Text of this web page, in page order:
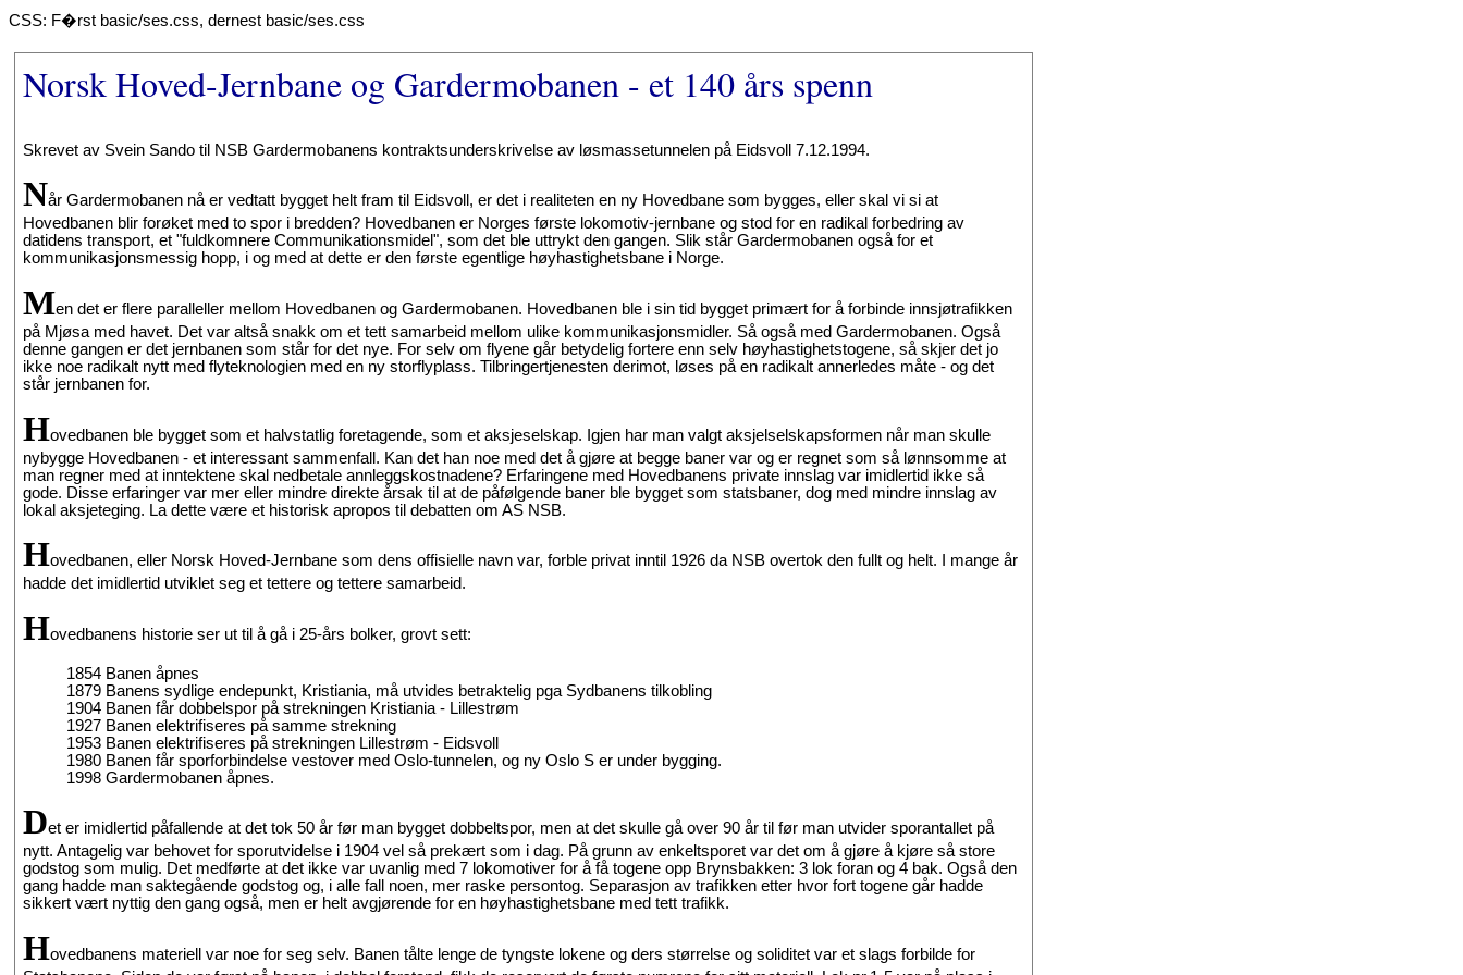
CSS: F�rst basic/ses.css, dernest basic/ses.css
Norsk Hoved-Jernbane og Gardermobanen - et 140 års spenn
Skrevet av Svein Sando til NSB Gardermobanens kontraktsunderskrivelse av løsmassetunnelen på Eidsvoll 7.12.1994.
Når Gardermobanen nå er vedtatt bygget helt fram til Eidsvoll, er det i realiteten en ny Hovedbane som bygges, eller skal vi si at
Hovedbanen blir forøket med to spor i bredden? Hovedbanen er Norges første lokomotiv-jernbane og stod for en radikal forbedring av
datidens transport, et "fuldkomnere Communikationsmidel", som det ble uttrykt den gangen. Slik står Gardermobanen også for et
kommunikasjonsmessig hopp, i og med at dette er den første egentlige høyhastighetsbane i Norge.
Men det er flere paralleller mellom Hovedbanen og Gardermobanen. Hovedbanen ble i sin tid bygget primært for å forbinde innsjøtrafikken
på Mjøsa med havet. Det var altså snakk om et tett samarbeid mellom ulike kommunikasjonsmidler. Så også med Gardermobanen. Også
denne gangen er det jernbanen som står for det nye. For selv om flyene går betydelig fortere enn selv høyhastighetstogene, så skjer det jo
ikke noe radikalt nytt med flyteknologien med en ny storflyplass. Tilbringertjenesten derimot, løses på en radikalt annerledes måte - og det
står jernbanen for.
Hovedbanen ble bygget som et halvstatlig foretagende, som et aksjeselskap. Igjen har man valgt aksjelselskapsformen når man skulle
nybygge Hovedbanen - et interessant sammenfall. Kan det han noe med det å gjøre at begge baner var og er regnet som så lønnsomme at
man regner med at inntektene skal nedbetale annleggskostnadene? Erfaringene med Hovedbanens private innslag var imidlertid ikke så
gode. Disse erfaringer var mer eller mindre direkte årsak til at de påfølgende baner ble bygget som statsbaner, dog med mindre innslag av
lokal aksjeteging. La dette være et historisk apropos til debatten om AS NSB.
Hovedbanen, eller Norsk Hoved-Jernbane som dens offisielle navn var, forble privat inntil 1926 da NSB overtok den fullt og helt. I mange år
hadde det imidlertid utviklet seg et tettere og tettere samarbeid.
Hovedbanens historie ser ut til å gå i 25-års bolker, grovt sett:
1854 Banen åpnes
1879 Banens sydlige endepunkt, Kristiania, må utvides betraktelig pga Sydbanens tilkobling
1904 Banen får dobbelspor på strekningen Kristiania - Lillestrøm
1927 Banen elektrifiseres på samme strekning
1953 Banen elektrifiseres på strekningen Lillestrøm - Eidsvoll
1980 Banen får sporforbindelse vestover med Oslo-tunnelen, og ny Oslo S er under bygging.
1998 Gardermobanen åpnes.
Det er imidlertid påfallende at det tok 50 år før man bygget dobbeltspor, men at det skulle gå over 90 år til før man utvider sporantallet på
nytt. Antagelig var behovet for sporutvidelse i 1904 vel så prekært som i dag. På grunn av enkeltsporet var det om å gjøre å kjøre så store
godstog som mulig. Det medførte at det ikke var uvanlig med 7 lokomotiver for å få togene opp Brynsbakken: 3 lok foran og 4 bak. Også den
gang hadde man saktegående godstog og, i alle fall noen, mer raske persontog. Separasjon av trafikken etter hvor fort togene går hadde
sikkert vært nyttig den gang også, men er helt avgjørende for en høyhastighetsbane med tett trafikk.
Hovedbanens materiell var noe for seg selv. Banen tålte lenge de tyngste lokene og ders størrelse og soliditet var et slags forbilde for